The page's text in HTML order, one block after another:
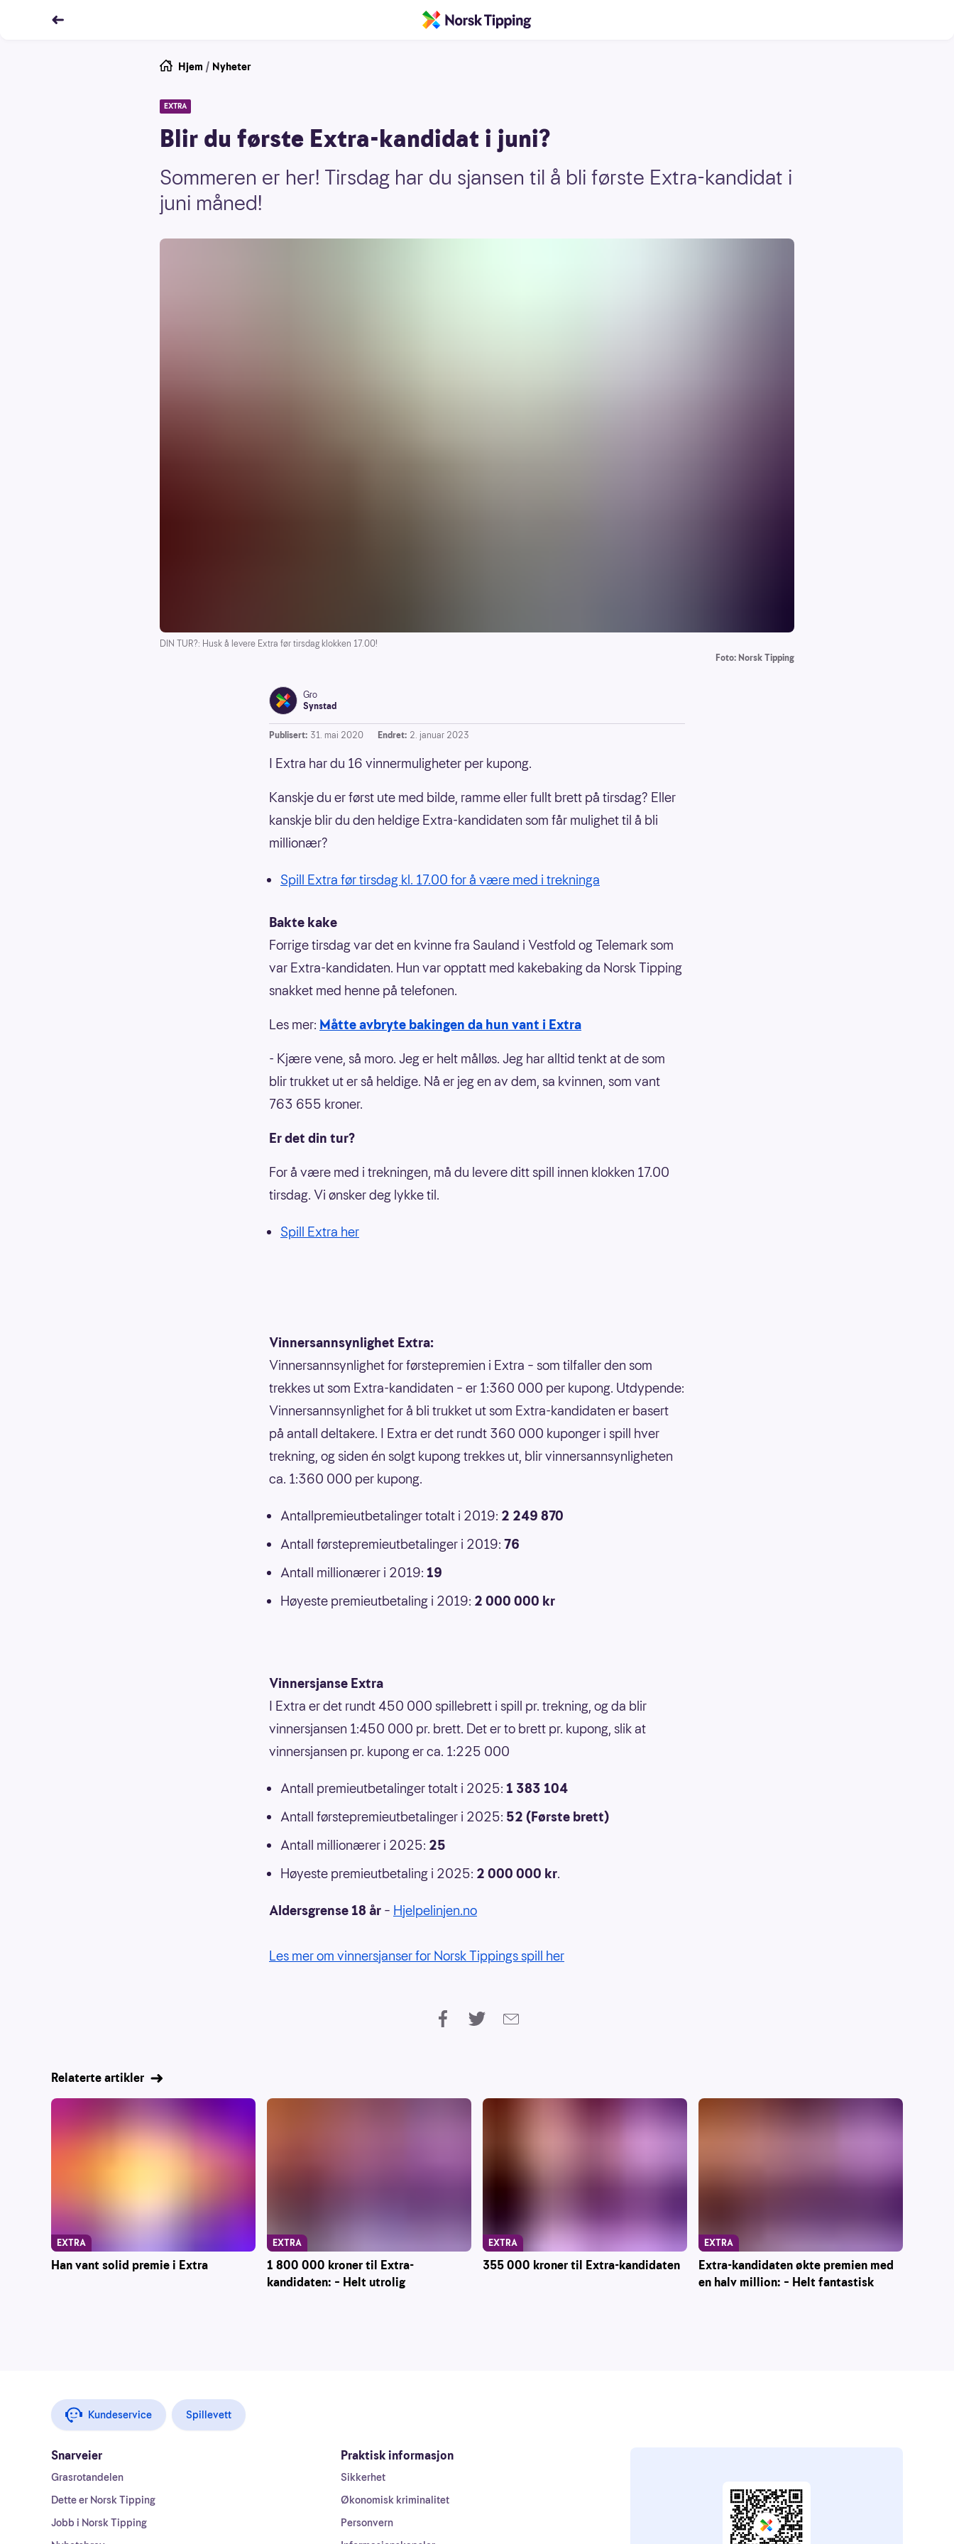
Hjem / Nyheter
EXTRA
Blir du første Extra-kandidat i juni?
Sommeren er her! Tirsdag har du sjansen til å bli første Extra-kandidat i
juni måned!
DIN TUR?: Husk å levere Extra før tirsdag klokken 17.00!
Foto: Norsk Tipping
Gro
Synstad
Publisert: 31. mai 2020 Endret: 2. januar 2023
I Extra har du 16 vinnermuligheter per kupong.
Kanskje du er først ute med bilde, ramme eller fullt brett på tirsdag? Eller
kanskje blir du den heldige Extra-kandidaten som får mulighet til å bli
millionær?
Spill Extra før tirsdag kl. 17.00 for å være med i trekninga
Bakte kake
Forrige tirsdag var det en kvinne fra Sauland i Vestfold og Telemark som
var Extra-kandidaten. Hun var opptatt med kakebaking da Norsk Tipping
snakket med henne på telefonen.
Les mer: Måtte avbryte bakingen da hun vant i Extra
- Kjære vene, så moro. Jeg er helt målløs. Jeg har alltid tenkt at de som
blir trukket ut er så heldige. Nå er jeg en av dem, sa kvinnen, som vant
763 655 kroner.
Er det din tur?
For å være med i trekningen, må du levere ditt spill innen klokken 17.00
tirsdag. Vi ønsker deg lykke til.
Spill Extra her
Vinnersannsynlighet Extra:
Vinnersannsynlighet for førstepremien i Extra – som tilfaller den som
trekkes ut som Extra-kandidaten – er 1:360 000 per kupong. Utdypende:
Vinnersannsynlighet for å bli trukket ut som Extra-kandidaten er basert
på antall deltakere. I Extra er det rundt 360 000 kuponger i spill hver
trekning, og siden én solgt kupong trekkes ut, blir vinnersannsynligheten
ca. 1:360 000 per kupong.
Antallpremieutbetalinger totalt i 2019: 2 249 870
Antall førstepremieutbetalinger i 2019: 76
Antall millionærer i 2019: 19
Høyeste premieutbetaling i 2019: 2 000 000 kr
Vinnersjanse Extra
I Extra er det rundt 450 000 spillebrett i spill pr. trekning, og da blir
vinnersjansen 1:450 000 pr. brett. Det er to brett pr. kupong, slik at
vinnersjansen pr. kupong er ca. 1:225 000
Antall premieutbetalinger totalt i 2025: 1 383 104
Antall førstepremieutbetalinger i 2025: 52 (Første brett)
Antall millionærer i 2025: 25
Høyeste premieutbetaling i 2025: 2 000 000 kr.
Aldersgrense 18 år – Hjelpelinjen.no
Les mer om vinnersjanser for Norsk Tippings spill her
Relaterte artikler
Han vant solid premie i Extra
EXTRA
1 800 000 kroner til Extra-
kandidaten: – Helt utrolig
EXTRA
355 000 kroner til Extra-kandidaten
EXTRA
Extra-kandidaten økte premien med
en halv million: – Helt fantastisk
EXTRA
Kundeservice Spillevett
Snarveier
Grasrotandelen
Dette er Norsk Tipping
Jobb i Norsk Tipping
Praktisk informasjon
Sikkerhet
Økonomisk kriminalitet
Personvern